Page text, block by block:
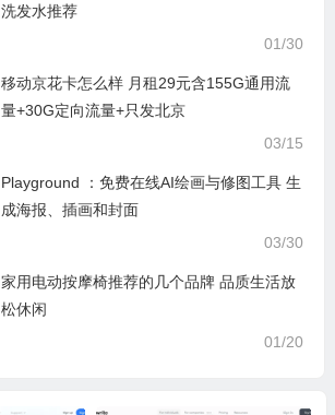
洗发水推荐
01/30
移动京花卡怎么样 月租29元含155G通用流
量+30G定向流量+只发北京
03/15
Playground ：免费在线AI绘画与修图工具 生
成海报、插画和封面
03/30
家用电动按摩椅推荐的几个品牌 品质生活放
松休闲
01/20